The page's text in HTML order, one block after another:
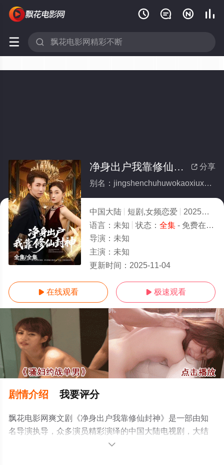
   
 
全集/全集
 分享
净身出户我靠修仙封神(全集)
别名：jingshenchuhuwokaoxiuxianfengshen
中国大陆 短剧,女频恋爱 2025
8.0
语言： 未知 状态： 全集- 免费在线观看
导演： 未知
主演： 未知
更新时间： 2025-11-04
 在线观看  极速观看
剧情介绍 我要评分
飘花电影网爽文剧《净身出户我靠修仙封神》是一部由知
名导演执导，众多演员精彩演绎的中国大陆电视剧，大结
局剧情已揭晓（全集），手机免费观看高清无删减完整版
